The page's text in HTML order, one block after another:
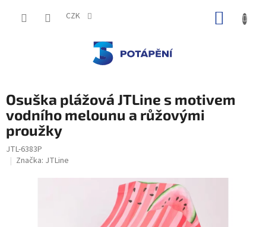
CZK
Osuška plážová JTLine s motivem
vodního melounu a růžovými
proužky
JTL-6383P
Značka: JTLine